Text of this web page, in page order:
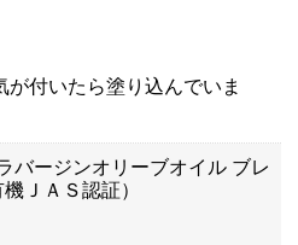
付いたら塗り込んでいま
バージンオリーブオイル ブレ
ＪＡＳ認証）